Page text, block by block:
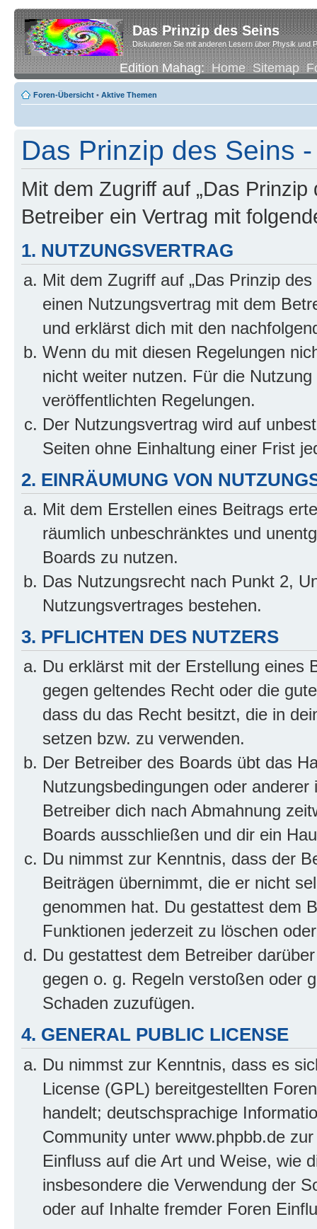
Das Prinzip des Seins
Diskutieren Sie mit anderen Lesern über Physik und
Edition Mahag:Home Sitemap
Foren-Übersicht • Aktive Themen
Das Prinzip des Seins
Mit dem Zugriff auf „Das
Betreiber ein Vertrag mit
1. NUTZUNGSVERTRAG
Mit dem Zugriff auf „Das Prinzip
einen Nutzungsvertrag mit dem
und erklärst dich mit den
Wenn du mit diesen Regelungen
nicht weiter nutzen. Für die
veröffentlichten Regelungen.
Der Nutzungsvertrag wird auf
Seiten ohne Einhaltung einer Frist
2. EINRÄUMUNG VON
Mit dem Erstellen eines Beitrags
räumlich unbeschränktes und
Boards zu nutzen.
Das Nutzungsrecht nach Punkt 2,
Nutzungsvertrages bestehen.
3. PFLICHTEN DES NUTZERS
Du erklärst mit der Erstellung eines
gegen geltendes Recht oder die
dass du das Recht besitzt, die in
setzen bzw. zu verwenden.
Der Betreiber des Boards übt das
Nutzungsbedingungen oder
Betreiber dich nach Abmahnung
Boards ausschließen und dir ein
Du nimmst zur Kenntnis, dass der
Beiträgen übernimmt, die er nicht
genommen hat. Du gestattest dem
Funktionen jederzeit zu löschen
Du gestattest dem Betreiber
gegen o. g. Regeln verstoßen oder
Schaden zuzufügen.
4. GENERAL PUBLIC LICENSE
Du nimmst zur Kenntnis, dass es
License (GPL) bereitgestellten
handelt; deutschsprachige
Community unter www.phpbb.de
Einfluss auf die Art und Weise, wie
insbesondere die Verwendung der
oder auf Inhalte fremder Foren